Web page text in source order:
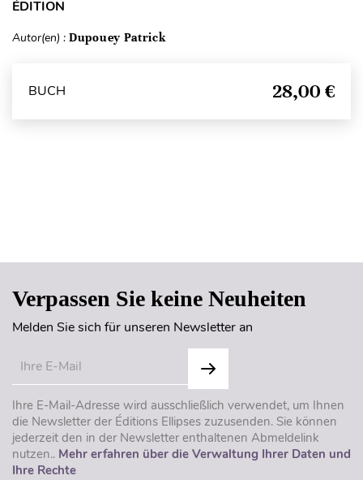
ÉDITION
Autor(en) : Dupouey Patrick
BUCH 28,00 €
Verpassen Sie keine Neuheiten
Melden Sie sich für unseren Newsletter an
Ihre E-Mail-Adresse wird ausschließlich verwendet, um Ihnen
die Newsletter der Éditions Ellipses zuzusenden. Sie können
jederzeit den in der Newsletter enthaltenen Abmeldelink
nutzen.. Mehr erfahren über die Verwaltung Ihrer Daten und
Ihre Rechte